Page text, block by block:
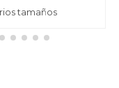
tamaños